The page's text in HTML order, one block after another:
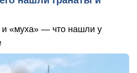
и «муха» — что нашли у